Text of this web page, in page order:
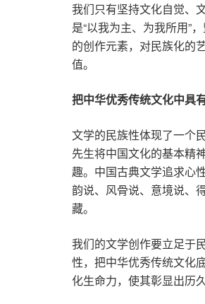
我们只有坚持文化自觉、
是“以我为主、为我所用”
的创作元素，对民族化的
值。
把中华优秀传统文化中具
文学的民族性体现了一个
先生将中国文化的基本精
趣。中国古典文学追求心
韵说、风骨说、意境说、
藏。
我们的文学创作要立足于
性，把中华优秀传统文化
化生命力，使其彰显出历